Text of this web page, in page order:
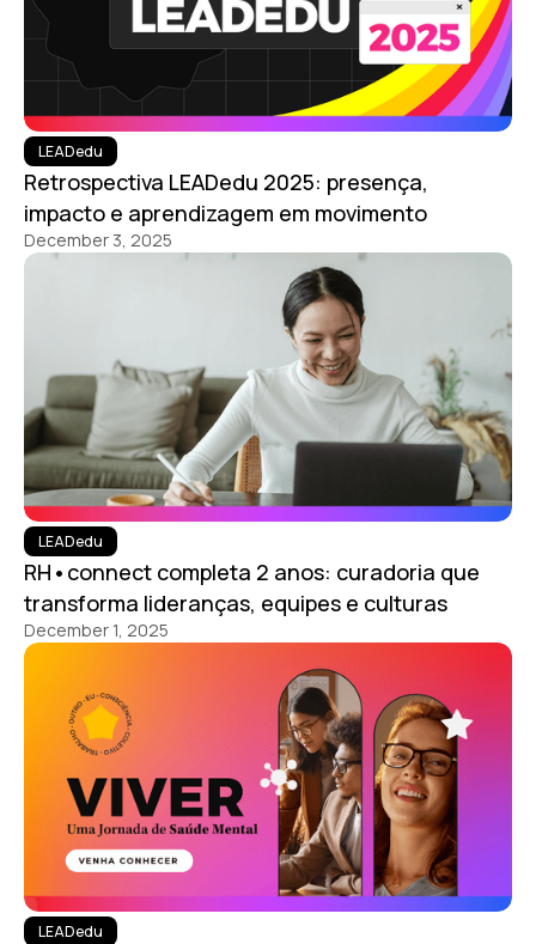
LEADedu
Retrospectiva LEADedu 2025: presença,
impacto e aprendizagem em movimento
December 3, 2025
LEADedu
RH•connect completa 2 anos: curadoria que
transforma lideranças, equipes e culturas
December 1, 2025
LEADedu